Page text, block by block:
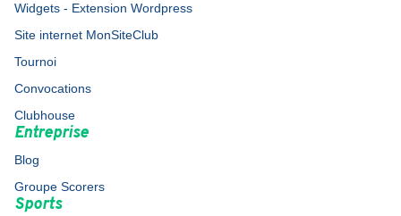
Widgets - Extension Wordpress
Site internet MonSiteClub
Tournoi
Convocations
Clubhouse
Entreprise
Blog
Groupe Scorers
Sports